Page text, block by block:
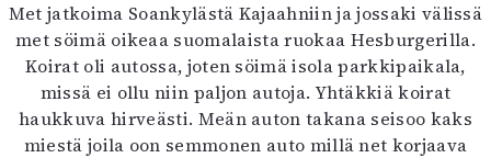
Met jatkoima Soankylästä Kajaahniin ja jossaki välissä
met söimä oikeaa suomalaista ruokaa Hesburgerilla.
Koirat oli autossa, joten söimä isola parkkipaikala,
missä ei ollu niin paljon autoja. Yhtäkkiä koirat
haukkuva hirveästi. Meän auton takana seisoo kaks
miestä joila oon semmonen auto millä net korjaava